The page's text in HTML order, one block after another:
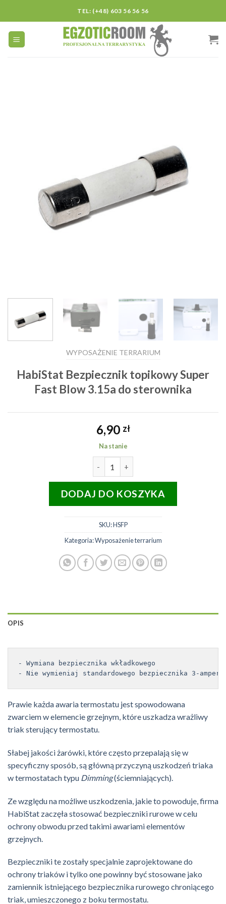
content
TEL: (+48) 603 56 56 56
WYPOSAŻENIE TERRARIUM
HabiStat Bezpiecznik topikowy Super
Fast Blow 3.15a do sterownika
6,90 zł
Na stanie
DODAJ DO KOSZYKA
SKU:HSFP
Kategoria:Wyposażenie terrarium
OPIS
- Wymiana bezpiecznika wkładkowego
- Nie wymieniaj standardowego bezpiecznika 3-
Prawie każda awaria termostatu jest spowodowana
zwarciem w elemencie grzejnym, które uszkadza wrażliwy
triak sterujący termostatu.
Słabej jakości żarówki, które często przepalają się w
specyficzny sposób, są główną przyczyną uszkodzeń triaka
w termostatach typu Dimming(ściemniających).
Ze względu na możliwe uszkodzenia, jakie to powoduje, firma
HabiStat zaczęła stosować bezpieczniki rurowe w celu
ochrony obwodu przed takimi awariami elementów
grzejnych.
Bezpieczniki te zostały specjalnie zaprojektowane do
ochrony triaków i tylko one powinny być stosowane jako
zamiennik istniejącego bezpiecznika rurowego chroniącego
triak, umieszczonego z boku termostatu.